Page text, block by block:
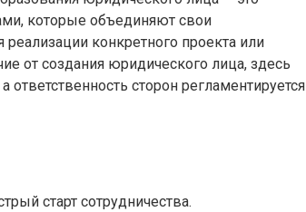
которые объединяют свои
конкретного проекта или
от создания юридического лица, здесь
ответственность сторон регламентируется
старт сотрудничества.